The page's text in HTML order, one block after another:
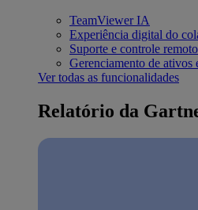
TeamViewer IA
Experiência digital do
Suporte e controle remoto
Gerenciamento de ativos
Ver todas as funcionalidades
Relatório da